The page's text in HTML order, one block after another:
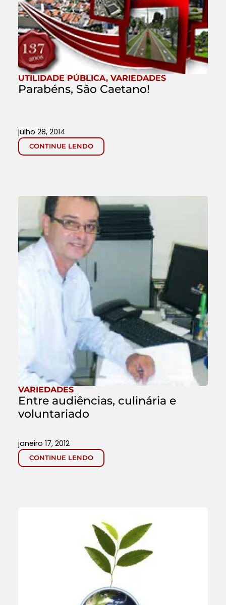
UTILIDADE PÚBLICA, VARIEDADES
Parabéns, São Caetano!
CONTINUE LENDO
julho 28, 2014
VARIEDADES
Entre audiências, culinária e
voluntariado
CONTINUE LENDO
janeiro 17, 2012